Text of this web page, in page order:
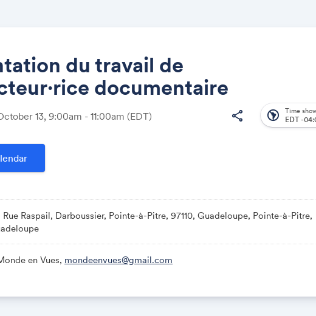
du travail de
documentaire
13, 9:00am - 11:00am (EDT) share south_america Time
EDT -
Raspail, Darboussier, Pointe-à-Pitre, 97110, Guadeloupe, Pointe-à-Pitre,
en Vues, mondeenvues@gmail.com